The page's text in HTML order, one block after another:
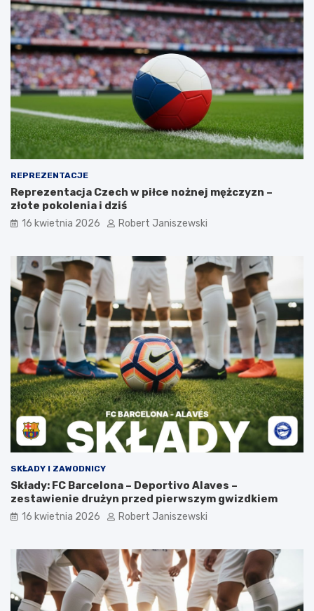
REPREZENTACJE
Reprezentacja Czech w piłce nożnej mężczyzn –
złote pokolenia i dziś
16 kwietnia 2026 Robert Janiszewski
SKŁADY I ZAWODNICY
Składy: FC Barcelona – Deportivo Alaves –
zestawienie drużyn przed pierwszym gwizdkiem
16 kwietnia 2026 Robert Janiszewski